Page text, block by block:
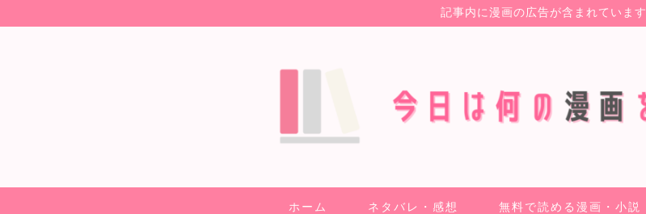
記事内に漫画の広告が含まれています
ホーム ネタバレ・感想 無料で読める漫画・小説